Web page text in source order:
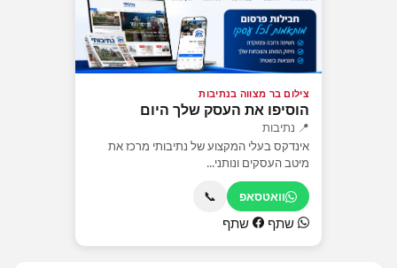
צילום בר מצווה בנתיבות
הוסיפו את העסק שלך היום
📍 נתיבות
אינדקס בעלי המקצוע של נתיבותי מרכז את
מיטב העסקים ונותני...
וואטסאפ 📞
שתף שתף